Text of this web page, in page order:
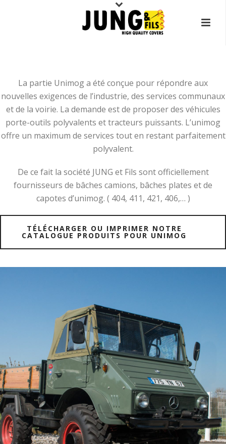
La partie Unimog a été conçue pour répondre aux
nouvelles exigences de l’industrie, des services communaux
et de la voirie. La demande est de proposer des véhicules
porte-outils polyvalents et tracteurs puissants. L’unimog
offre un maximum de services tout en restant parfaitement
polyvalent.
De ce fait la société JUNG et Fils sont officiellement
fournisseurs de bâches camions, bâches plates et de
capotes d’unimog. ( 404, 411, 421, 406,… )
TÉLÉCHARGER OU IMPRIMER NOTRE
CATALOGUE PRODUITS POUR UNIMOG